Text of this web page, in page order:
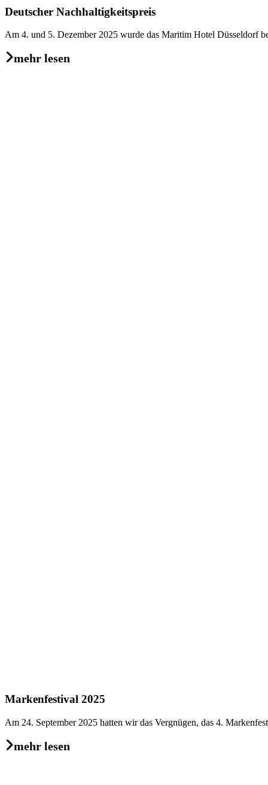
Deutscher Nachhaltigkeitspreis
Am 4. und 5. Dezember 2025 wurde das Maritim Hotel Düsseldorf
mehr lesen
Markenfestival 2025
Am 24. September 2025 hatten wir das Vergnügen, das 4.
mehr lesen